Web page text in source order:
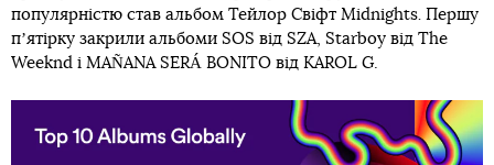
популярністю став альбом Тейлор Свіфт Midnights Першу
пʼятірку закрили альбоми SOS від SZA, Starboy від The ​​
Weeknd і MAÑANA SERÁ BONITO від KAROL G.